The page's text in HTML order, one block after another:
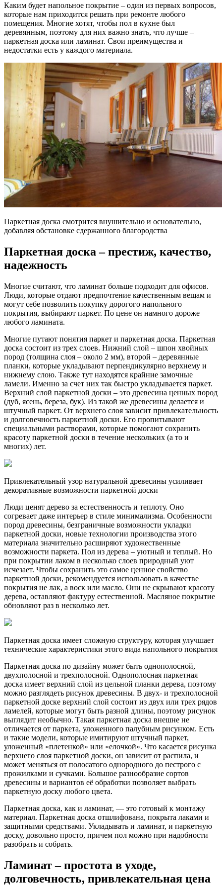
Каким будет напольное покрытие – один из первых вопросов,
которые нам приходится решать при ремонте любого
помещения. Многие хотят, чтобы пол в кухне был
деревянным, поэтому для них важно знать, что лучше –
паркетная доска или ламинат. Свои преимущества и
недостатки есть у каждого материала.
Паркетная доска смотрится внушительно и основательно,
добавляя обстановке сдержанного благородства
Паркетная доска – престиж, качество,
надежность
Многие считают, что ламинат больше подходит для офисов.
Люди, которые отдают предпочтение качественным вещам и
могут себе позволить покупку дорогого напольного
покрытия, выбирают паркет. По цене он намного дороже
любого ламината.
Многие путают понятия паркет и паркетная доска. Паркетная
доска состоит из трех слоев. Нижний слой – шпон хвойных
пород (толщина слоя – около 2 мм), второй – деревянные
планки, которые укладывают перпендикулярно верхнему и
нижнему слою. Также тут находятся крайние замочные
ламели. Именно за счет них так быстро укладывается паркет.
Верхний слой паркетной доски – это древесина ценных пород
(дуб, ясень, береза, бук). Из такой же древесины делается и
штучный паркет. От верхнего слоя зависит привлекательность
и долговечность паркетной доски. Его пропитывают
специальными растворами, которые помогают сохранить
красоту паркетной доски в течение нескольких (а то и
многих) лет.
Привлекательный узор натуральной древесины усиливает
декоративные возможности паркетной доски
Люди ценят дерево за естественность и теплоту. Оно
согревает даже интерьер в стиле минимализма. Особенности
пород древесины, безграничные возможности укладки
паркетной доски, новые технологии производства этого
материала значительно расширяют художественные
возможности паркета. Пол из дерева – уютный и теплый. Но
при покрытии лаком в несколько слоев природный уют
исчезает. Чтобы сохранить это самое ценное свойство
паркетной доски, рекомендуется использовать в качестве
покрытия не лак, а воск или масло. Они не скрывают красоту
дерева, оставляют фактуру естественной. Масляное покрытие
обновляют раз в несколько лет.
Паркетная доска имеет сложную структуру, которая улучшает
технические характеристики этого вида напольного покрытия
Паркетная доска по дизайну может быть однополосной,
двухполосной и трехполосной. Однополосная паркетная
доска имеет верхний слой из цельной планки дерева, поэтому
можно разглядеть рисунок древесины. В двух- и трехполосной
паркетной доске верхний слой состоит из двух или трех рядов
ламелей, которые могут быть разной длины, поэтому рисунок
выглядит необычно. Такая паркетная доска внешне не
отличается от паркета, уложенного палубным рисунком. Есть
и такие модели, которые имитируют штучный паркет,
уложенный «плетенкой» или «елочкой». Что касается рисунка
верхнего слоя паркетной доски, он зависит от распила, и
может меняться от полосатого однородного до пестрого с
прожилками и сучками. Большое разнообразие сортов
древесины и вариантов её обработки позволяет выбрать
паркетную доску любого цвета.
Паркетная доска, как и ламинат, — это готовый к монтажу
материал. Паркетная доска отшлифована, покрыта лаками и
защитными средствами. Укладывать и ламинат, и паркетную
доску, довольно просто, причем пол можно при надобности
разобрать и собрать.
Ламинат – простота в уходе,
долговечность, привлекательная цена